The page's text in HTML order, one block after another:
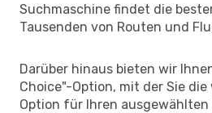
Suchmaschine findet die
Tausenden von Routen und
Darüber hinaus bieten wir
Choice"-Option, mit der Sie
Option für Ihren ausgewählten